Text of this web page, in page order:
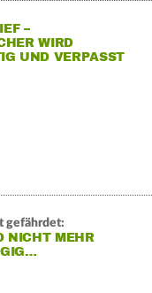
–
WIRD
UND VERPASST
gefährdet:
NICHT MEHR